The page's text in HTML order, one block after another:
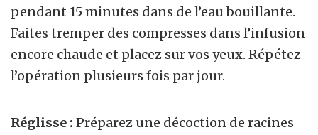
pendant 15 minutes dans de l’eau bouillante.
Faites tremper des compresses dans l’infusion
encore chaude et placez sur vos yeux. Répétez
l’opération plusieurs fois par jour.
Réglisse : Préparez une décoction de racines